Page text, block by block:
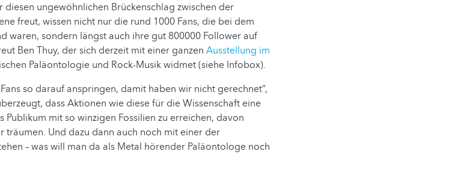
diesen ungewöhnlichen Brückenschlag zwischen der
freut, wissen nicht nur die rund 1000 Fans, die bei dem
waren, sondern längst auch ihre gut 800000 Follower auf
Ben Thuy, der sich derzeit mit einer ganzen Ausstellung im
Paläontologie und Rock-Musik widmet (siehe Infobox).
so darauf anspringen, damit haben wir nicht gerechnet“,
dass Aktionen wie diese für die Wissenschaft eine
Publikum mit so winzigen Fossilien zu erreichen, davon
träumen. Und dazu dann auch noch mit einer der
– was will man da als Metal hörender Paläontologe noch